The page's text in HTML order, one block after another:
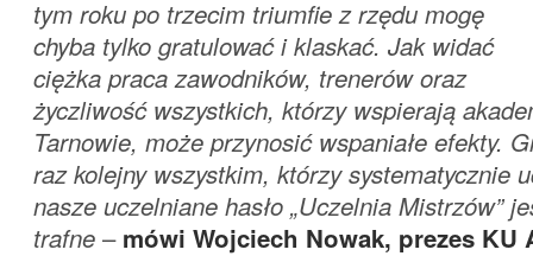
tym roku po trzecim triumfie z rzędu mogę
chyba tylko gratulować i klaskać. Jak widać
ciężka praca zawodników, trenerów oraz
życzliwość wszystkich, którzy wspierają
Tarnowie, może przynosić wspaniałe efekty.
raz kolejny wszystkim, którzy systematycznie
nasze uczelniane hasło „Uczelnia Mistrzów”
trafne – mówi Wojciech Nowak, prezes KU